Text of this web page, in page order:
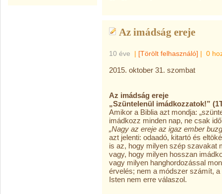
Az imádság ereje
10 éve | [Törölt felhasználó] | 0
2015. oktober 31. szombat
Az imádság ereje
„Szüntelenül imádkozzatok!”
Amikor a Biblia azt mondja:
imádkozz minden nap, ne csak
„Nagy az ereje az igaz ember
azt jelenti: odaadó, kitartó és
is az, hogy milyen szép szavakat
vagy, hogy milyen hosszan
vagy milyen hanghordozással
érvelés; nem a módszer számít,
Isten nem erre válaszol.